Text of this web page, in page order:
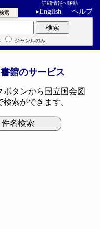
詳細情報へ移動
▸English ヘルプ
索
検索
ジャンルのみ
館のサービス
ボタンから国立国会図
索ができます。
件名検索